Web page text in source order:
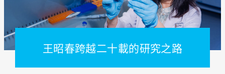
王昭春跨越二十載的研究之路